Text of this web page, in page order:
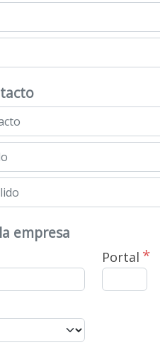
empresa
Portal